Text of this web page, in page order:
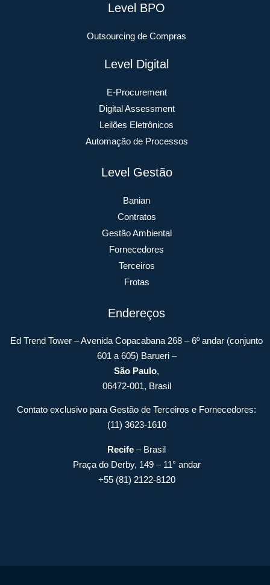
Level BPO
Outsourcing de Compras
Level Digital
E-Procurement
Digital Assessment
Leilões Eletrônicos
Automação de Processos
Level Gestão
Banian
Contratos
Gestão Ambiental
Fornecedores
Terceiros
Frotas
Endereços
Ed Trend Tower – Avenida Copacabana 268 – 6º andar (conjunto
601 a 605) Barueri –
São Paulo,
06472-001, Brasil
Contato exclusivo para Gestão de Terceiros e Fornecedores:
(11) 3623-1610
Recife – Brasil
Praça do Derby, 149 – 11° andar
+55 (81) 2122-8120